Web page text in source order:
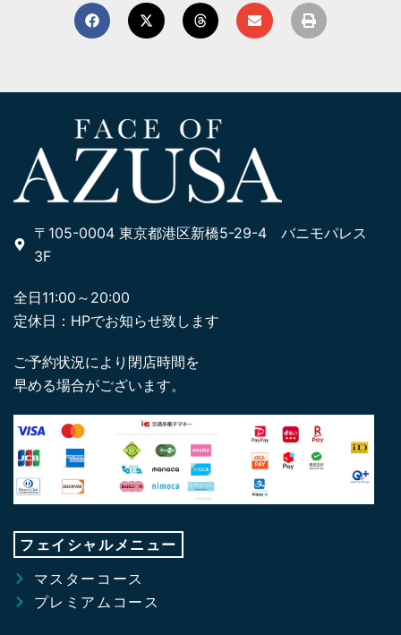
〒105-0004 東京都港区新橋5-29-4 バニモパレス
3F
全日11:00～20:00
定休日：HPでお知らせ致します
ご予約状況により閉店時間を
早める場合がございます。
フェイシャルメニュー
マスターコース
プレミアムコース